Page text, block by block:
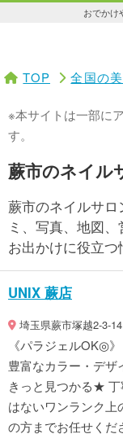
おでかけ
TOP 全国の
※本サイトは一部に
す。
蕨市のネイル
蕨市のネイルサ
ミ、写真、地図
お出かけに役立つ
UNIX 蕨店
埼玉県蕨市塚越2-3-14
《パラジェルOK◎
豊富なカラー・デザ
きっと見つかる★ 丁
はないワンランク
の方までお任せくだ